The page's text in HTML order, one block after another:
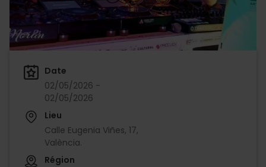
Date
02/05/2026 -
02/05/2026
Lieu
Calle Eugenia Viñes, 17,
València.
Région